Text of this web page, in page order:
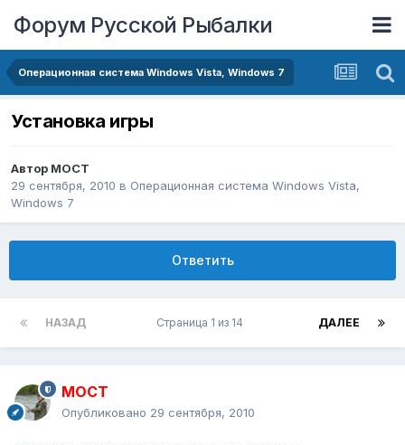
Форум Русской Рыбалки
Операционная система Windows Vista, Windows 7
Установка игры
Автор MOCT
29 сентября, 2010 в Операционная система Windows Vista,
Windows 7
Ответить
НАЗАД ДАЛЕЕ
Страница 1 из 14
MOCT
Опубликовано 29 сентября, 2010